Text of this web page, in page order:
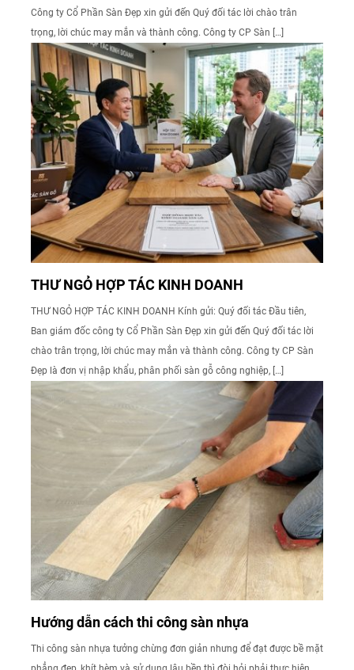
Công ty Cổ Phần Sàn Đẹp xin gửi đến Quý đối tác lời chào trân
trọng, lời chúc may mắn và thành công. Công ty CP Sàn […]
THƯ NGỎ HỢP TÁC KINH DOANH
THƯ NGỎ HỢP TÁC KINH DOANH Kính gửi: Quý đối tác Đầu tiên,
Ban giám đốc công ty Cổ Phần Sàn Đẹp xin gửi đến Quý đối tác lời
chào trân trọng, lời chúc may mắn và thành công. Công ty CP Sàn
Đẹp là đơn vị nhập khẩu, phân phối sàn gỗ công nghiệp, […]
Hướng dẫn cách thi công sàn nhựa
Thi công sàn nhựa tưởng chừng đơn giản nhưng để đạt được bề mặt